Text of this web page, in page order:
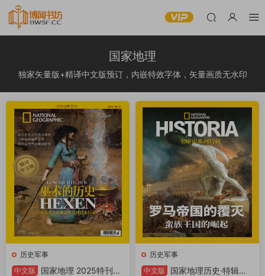
国家地理
独家矢量版+精译中文版预订，内嵌特效字体，矢量画质无水印
历史军事
中文版
国家地理 2025特刊：
历史军事
中文版
国家地理历史·特辑：